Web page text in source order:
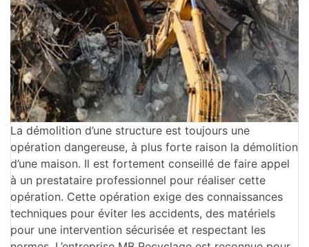
La démolition d’une structure est toujours une
opération dangereuse, à plus forte raison la démolition
d’une maison. Il est fortement conseillé de faire appel
à un prestataire professionnel pour réaliser cette
opération. Cette opération exige des connaissances
techniques pour éviter les accidents, des matériels
pour une intervention sécurisée et respectant les